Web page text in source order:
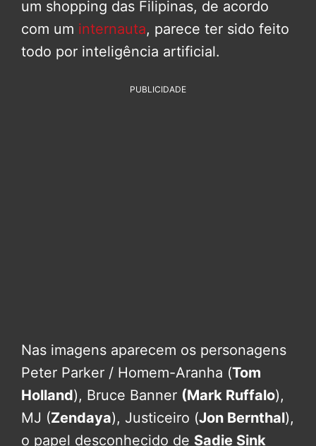
um shopping das Filipinas, de acordo
com um internauta, parece ter sido feito
todo por inteligência artificial.
PUBLICIDADE
Nas imagens aparecem os personagens
Peter Parker / Homem-Aranha (Tom
Holland), Bruce Banner (Mark Ruffalo),
MJ (Zendaya), Justiceiro (Jon Bernthal),
o papel desconhecido de Sadie Sink